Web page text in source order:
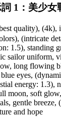
1：美少女
quality), (4k),
(intricate
1.5), standing
sailor uniform,
long flowing
eyes,
energy: 1.3),
moon, soft
gentle
and hope